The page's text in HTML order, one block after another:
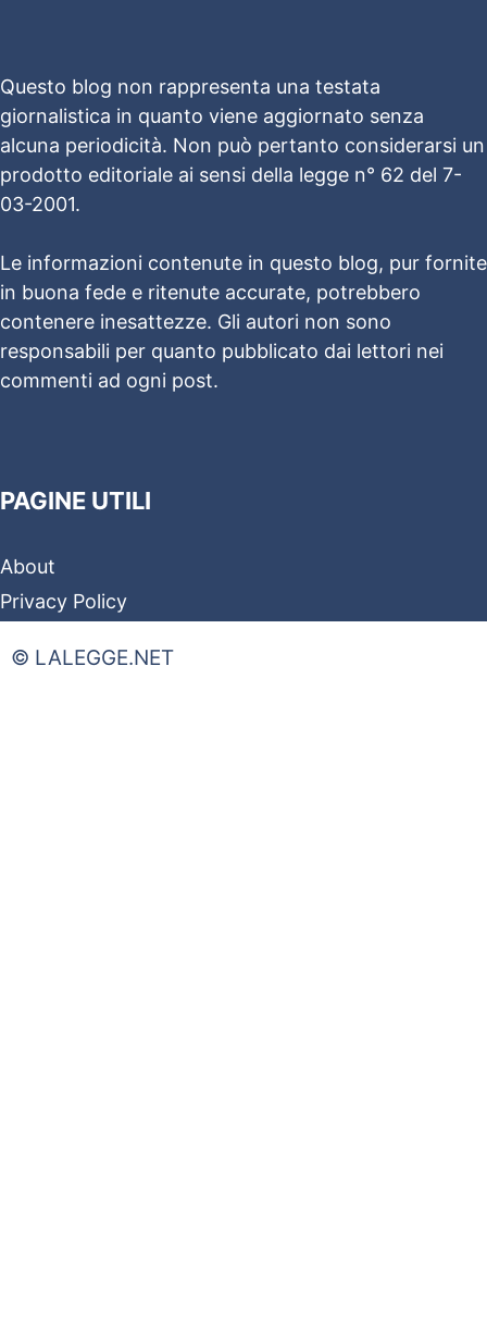
Questo blog non rappresenta una testata
giornalistica in quanto viene aggiornato senza
alcuna periodicità. Non può pertanto considerarsi un
prodotto editoriale ai sensi della legge n° 62 del 7-
03-2001.
Le informazioni contenute in questo blog, pur fornite
in buona fede e ritenute accurate, potrebbero
contenere inesattezze. Gli autori non sono
responsabili per quanto pubblicato dai lettori nei
commenti ad ogni post.
PAGINE UTILI
About
Privacy Policy
© LALEGGE.NET